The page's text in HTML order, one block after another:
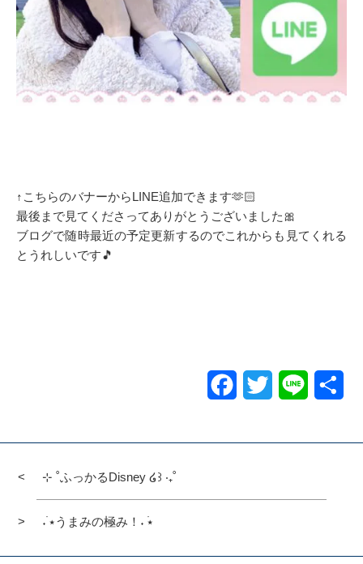
↑こちらのバナーからLINE追加できます🫶🏻
最後まで見てくださってありがとうございました🎀
ブログで随時最近の予定更新するのでこれからも見てくれる
とうれしいです🎵
Facebook
Twitter Line
⊹ ˚ふっかるDisney ໒꒱ ‧₊˚
˖ ࣪⭑うまみの極み！˖ ࣪⭑